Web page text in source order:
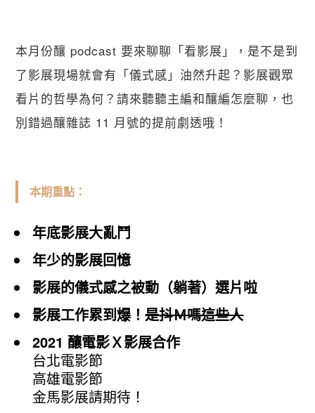
本月份釀 podcast 要來聊聊「看影展」，是不是到
了影展現場就會有「儀式感」油然升起？影展觀眾
看片的哲學為何？請來聽聽主編和釀編怎麼聊，也
別錯過釀雜誌 11 月號的提前劇透哦！
本期重點：
年底影展大亂鬥
年少的影展回憶
影展的儀式感之被動（躺著）選片啦
影展工作累到爆！是抖Ｍ嗎這些人
2021 釀電影Ｘ影展合作
台北電影節
高雄電影節
金馬影展請期待！